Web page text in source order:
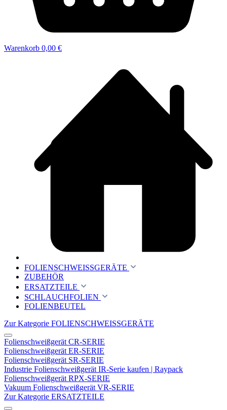
Warenkorb 0,00 €
FOLIENSCHWEISSGERÄTE
ZUBEHÖR
ERSATZTEILE
SCHLAUCHFOLIEN
FOLIENBEUTEL
Zur Kategorie FOLIENSCHWEISSGERÄTE
Folienschweißgerät CR-SERIE
Folienschweißgerät ER-SERIE
Folienschweißgerät SR-SERIE
Industrie Folienschweißgerät IR-Serie kaufen | Raypack
Folienschweißgerät RPX-SERIE
Vakuum Folienschweißgerät VR-SERIE
Zur Kategorie ERSATZTEILE